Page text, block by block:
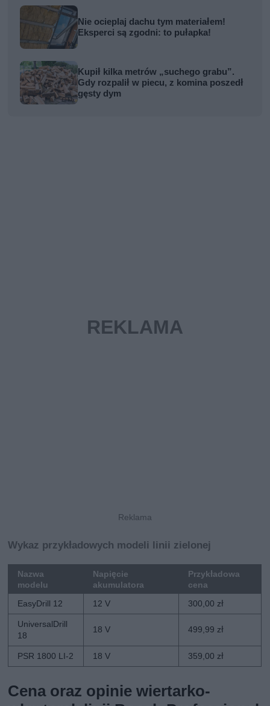
Nie ocieplaj dachu tym materiałem!
Eksperci są zgodni: to pułapka!
Kupił kilka metrów „suchego grabu”.
Gdy rozpalił w piecu, z komina poszedł
gęsty dym
Wykaz przykładowych modeli linii zielonej
Nazwa
modelu
Napięcie
akumulatora
Przykładowa
cena
EasyDrill 12
12 V 300,00 zł
UniversalDrill
18
18 V 499,99 zł
PSR 1800 LI-2 18 V 359,00 zł
Cena oraz opinie wiertarko-